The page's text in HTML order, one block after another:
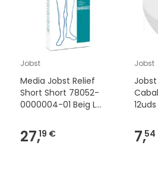
Jobst
Media Jobst Relief
Short Short 78052-
0000004-01 Beig L
27,19 €
Jobst
12uds
7,